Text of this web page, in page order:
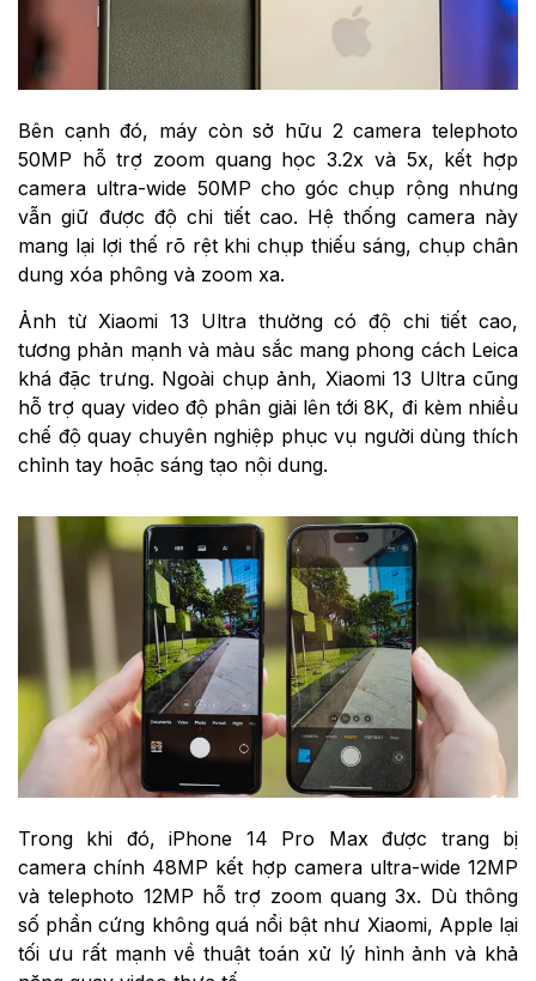
Bên cạnh đó, máy còn sở hữu 2 camera telephoto
50MP hỗ trợ zoom quang học 3.2x và 5x, kết hợp
camera ultra-wide 50MP cho góc chụp rộng nhưng
vẫn giữ được độ chi tiết cao. Hệ thống camera này
mang lại lợi thế rõ rệt khi chụp thiếu sáng, chụp chân
dung xóa phông và zoom xa.
Ảnh từ Xiaomi 13 Ultra thường có độ chi tiết cao,
tương phản mạnh và màu sắc mang phong cách Leica
khá đặc trưng. Ngoài chụp ảnh, Xiaomi 13 Ultra cũng
hỗ trợ quay video độ phân giải lên tới 8K, đi kèm nhiều
chế độ quay chuyên nghiệp phục vụ người dùng thích
chỉnh tay hoặc sáng tạo nội dung.
Trong khi đó, iPhone 14 Pro Max được trang bị
camera chính 48MP kết hợp camera ultra-wide 12MP
và telephoto 12MP hỗ trợ zoom quang 3x. Dù thông
số phần cứng không quá nổi bật như Xiaomi, Apple lại
tối ưu rất mạnh về thuật toán xử lý hình ảnh và khả